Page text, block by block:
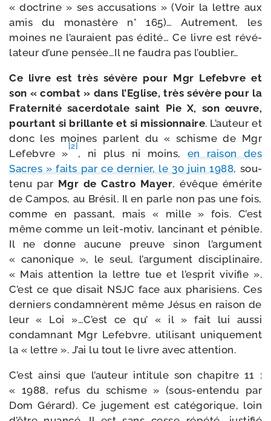
« doc­trine » ses accu­sa­tions » (Voir la lettre aux
amis du monas­tère n° 165)… Autrement, les
moines ne l’auraient pas édi­té… Ce livre est révé­
la­teur d’une pensée…Il ne fau­dra pas l’oublier…
Ce livre est très sévère pour Mgr Lefebvre et
son « com­bat » dans l’Eglise, très sévère pour la
Fraternité sacer­do­tale saint Pie X, son œuvre,
pour­tant si brillante et si mis­sion­naire. L’auteur et
donc les moines parlent du « schisme de Mgr
Lefebvre »
[2]
, ni plus ni moins, en rai­son des
Sacres » faits par ce der­nier, le 30 juin 1988, sou­
te­nu par Mgr de Castro Mayer, évêque émé­rite
de Campos, au Brésil. Il en parle non pas une fois,
comme en pas­sant, mais « mille » fois. C’est
même comme un leit-​motiv, lan­ci­nant et pénible.
Il ne donne aucune preuve sinon l’argument
« cano­nique », le seul, l’argument dis­ci­pli­naire.
« Mais atten­tion la lettre tue et l’esprit vivi­fie ».
C’est ce que disait NSJC face aux pha­ri­siens. Ces
der­niers condam­nèrent même Jésus en rai­son de
leur « Loi »…C’est ce qu’ « il » fait lui aus­si
condam­nant Mgr Lefebvre, uti­li­sant uni­que­ment
la « lettre ». J’ai lu tout le livre avec attention.
C’est ain­si que l’auteur inti­tule son cha­pitre 11 :
« 1988, refus du schisme » (sous-​entendu par
Dom Gérard). Ce juge­ment est caté­go­rique, loin